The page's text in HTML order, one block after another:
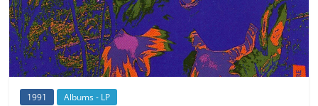
1991 Albums - LP